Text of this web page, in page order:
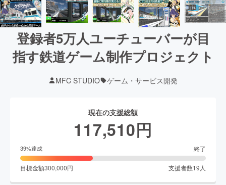
登録者5万人ユーチューバーが目
指す鉄道ゲーム制作プロジェクト
MFC STUDIO ゲーム・サービス開発
現在の支援総額
117,510円
39%達成 終了
目標金額300,000円 支援者数19 人